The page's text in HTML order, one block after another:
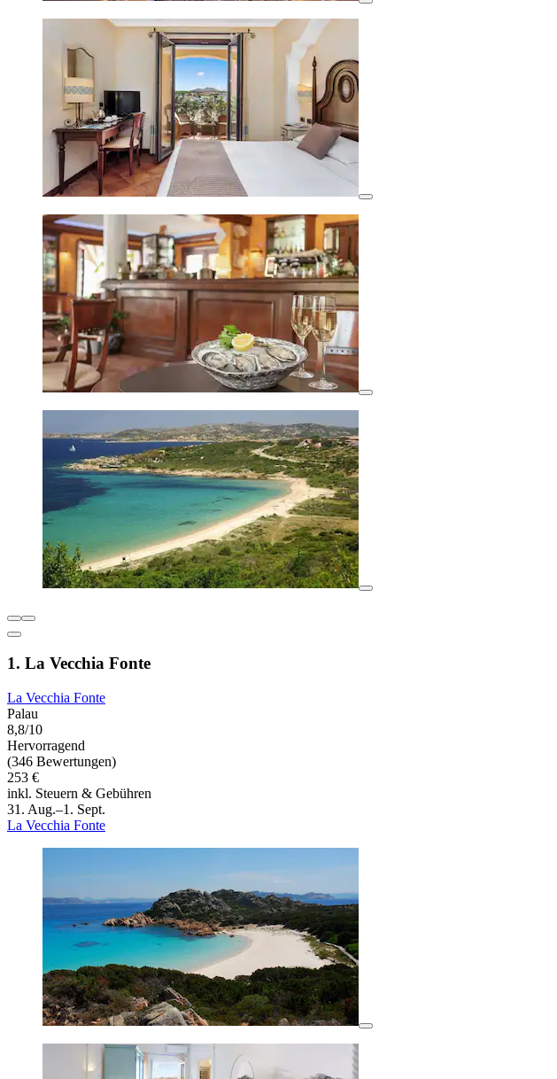
1. La Vecchia Fonte
La Vecchia Fonte
Palau
8,8/10
Hervorragend
(346 Bewertungen)
253 €
inkl. Steuern & Gebühren
31. Aug.–1. Sept.
La Vecchia Fonte